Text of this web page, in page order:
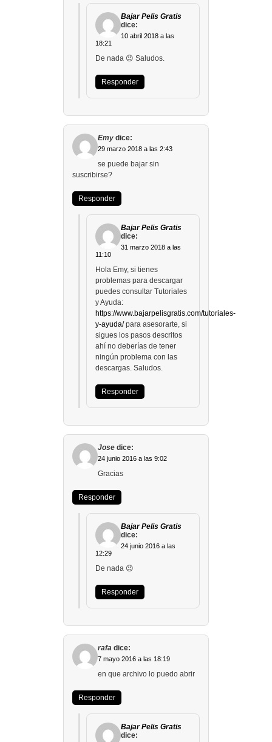
Bajar Pelis Gratis
dice:
10 abril 2018 a las
18:21
De nada 😉 Saludos.
Responder
Emy dice:
29 marzo 2018 a las 2:43
se puede bajar sin
suscribirse?
Responder
Bajar Pelis Gratis
dice:
31 marzo 2018 a las
11:10
Hola Emy, si tienes
problemas para descargar
puedes consultar Tutoriales
y Ayuda:
https://www.bajarpelisgratis.com/tutoriales-
y-ayuda/para asesorarte, si
sigues los pasos descritos
ahí no deberías de tener
ningún problema con las
descargas. Saludos.
Responder
Jose dice:
24 junio 2016 a las 9:02
Gracias
Responder
Bajar Pelis Gratis
dice:
24 junio 2016 a las
12:29
De nada 😉
Responder
rafa dice:
7 mayo 2016 a las 18:19
en que archivo lo puedo abrir
Responder
Bajar Pelis Gratis
dice: